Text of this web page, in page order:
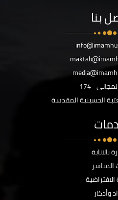
بنا
174
الحسينية المقدسة
بالانابة
المباشر
الافتراضية
وأذكار